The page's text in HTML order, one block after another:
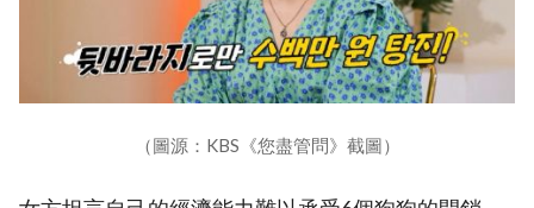
（圖源：KBS《您盡管問》截圖）